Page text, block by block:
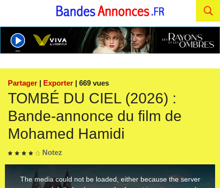
Partager | Exporter | 669 vues
TOMBÉ DU CIEL (2026) :
Bande-annonce du film de
Mohamed Hamidi
Notez